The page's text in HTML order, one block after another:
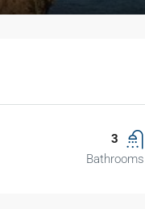
3
Bathrooms